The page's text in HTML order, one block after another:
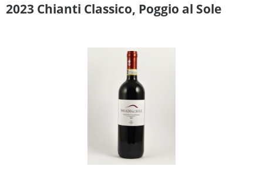
2023 Chianti Classico, Poggio al Sole